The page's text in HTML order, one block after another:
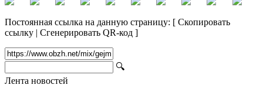
Постоянная ссылка на данную страницу: [ Скопировать
ссылку | Сгенерировать QR-код ]
🔍
Лента новостей